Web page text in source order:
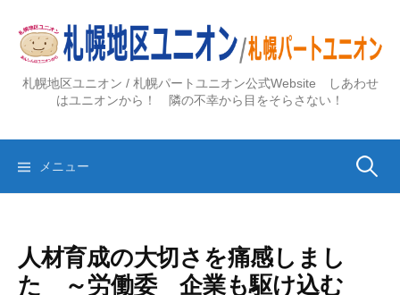
ス
札幌地区ユニオン / 札幌パートユニオン公式Website しあわせ
はユニオンから！ 隣の不幸から目をそらさない！
メニュー 検
人材育成の大切さを痛感しまし
た ～労働委 企業も駆け込む